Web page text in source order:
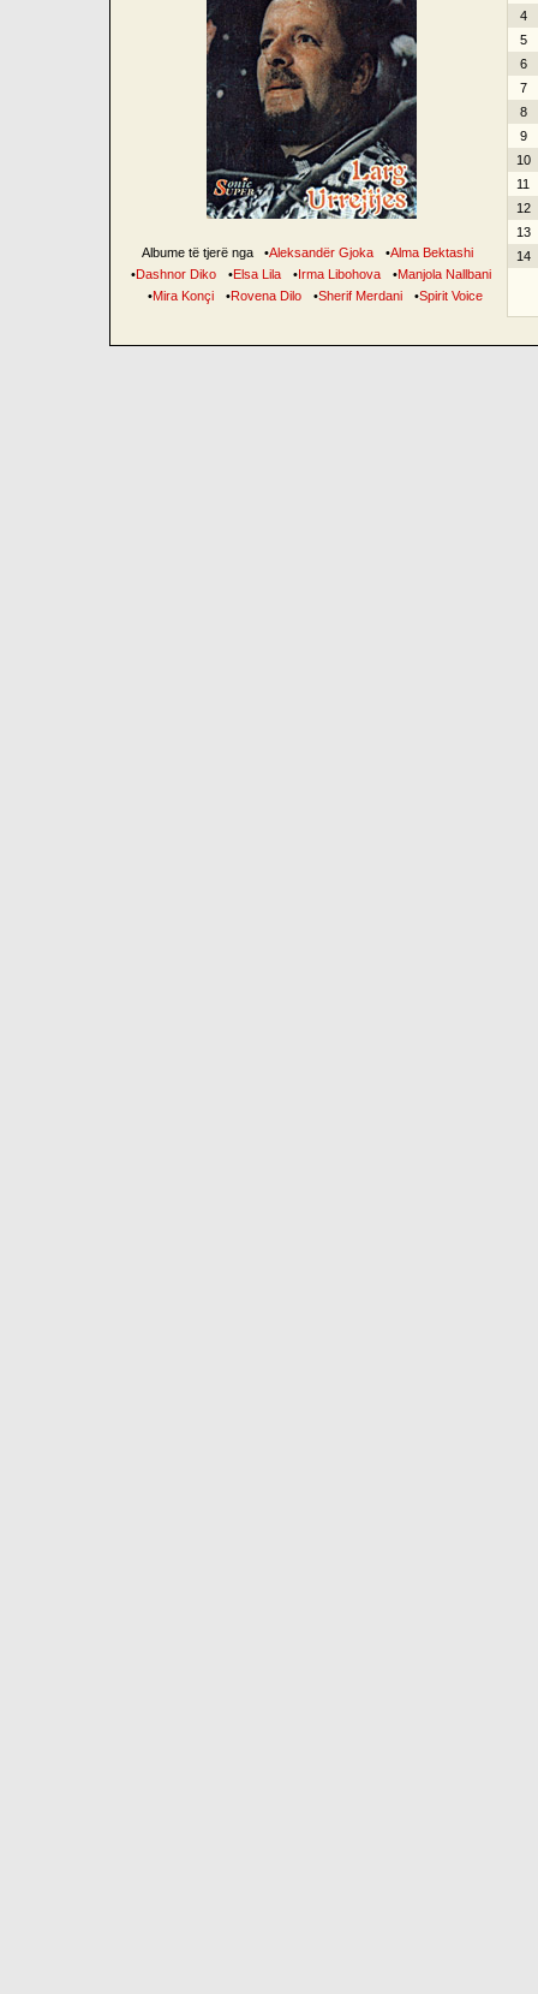
Albume të tjerë nga •Aleksandër Gjoka •Alma Bektashi
•Dashnor Diko •Elsa Lila •Irma Libohova •Manjola Nallbani
•Mira Konçi •Rovena Dilo •Sherif Merdani •Spirit Voice
4
5
6
7
8
9
10
11
12
13
14